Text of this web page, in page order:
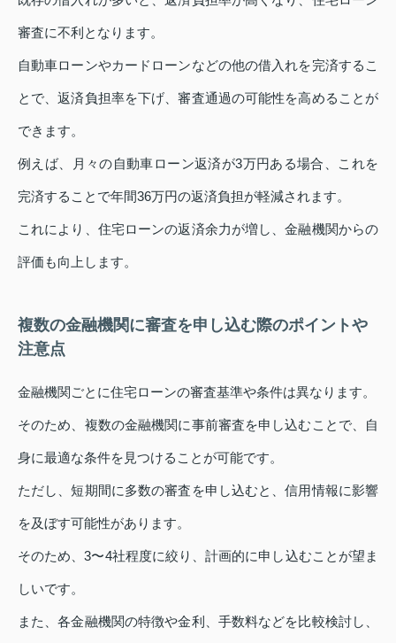
審査に不利となります。
自動車ローンやカードローンなどの他の借入れを完済するこ
とで、返済負担率を下げ、審査通過の可能性を高めることが
できます。
例えば、月々の自動車ローン返済が3万円ある場合、これを
完済することで年間36万円の返済負担が軽減されます。
これにより、住宅ローンの返済余力が増し、金融機関からの
評価も向上します。
複数の金融機関に審査を申し込む際のポイントや
注意点
金融機関ごとに住宅ローンの審査基準や条件は異なります。
そのため、複数の金融機関に事前審査を申し込むことで、自
身に最適な条件を見つけることが可能です。
ただし、短期間に多数の審査を申し込むと、信用情報に影響
を及ぼす可能性があります。
そのため、3〜4社程度に絞り、計画的に申し込むことが望ま
しいです。
また、各金融機関の特徴や金利、手数料などを比較検討し、